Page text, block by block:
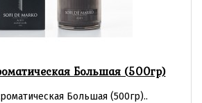
Большая (500гр)
Большая (500гр)..